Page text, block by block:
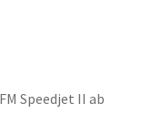
Speedjet II ab